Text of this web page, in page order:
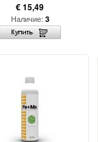
€ 15,49
Наличие: 3